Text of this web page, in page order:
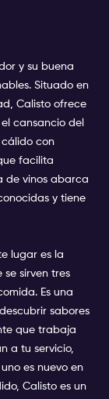
y su buena
Situado en
Calisto ofrece
cansancio del
con
facilita
de vinos abarca
y tiene
lugar es la
sirven tres
Es una
sabores
que trabaja
a tu servicio,
es nuevo en
Calisto es un